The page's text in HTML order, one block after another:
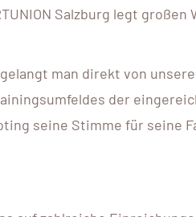
Salzburg legt großen
man direkt von
der
seine Stimme für seine